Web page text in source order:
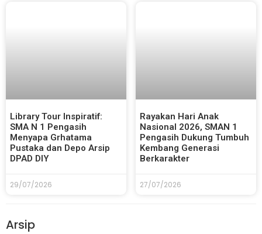
Library Tour Inspiratif:
SMA N 1 Pengasih
Menyapa Grhatama
Pustaka dan Depo Arsip
DPAD DIY
29/07/2026
Rayakan Hari Anak
Nasional 2026, SMAN 1
Pengasih Dukung Tumbuh
Kembang Generasi
Berkarakter
27/07/2026
Arsip